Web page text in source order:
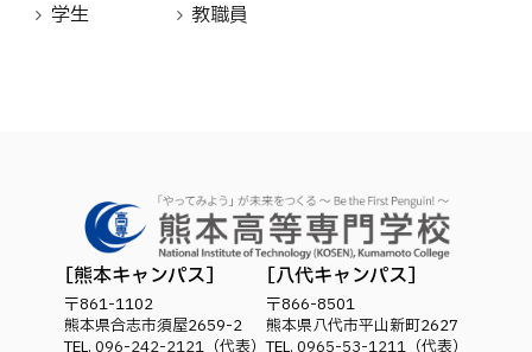
学生
教職員
熊本キャンパス
〒861-1102
熊本県合志市須屋2659-2
八代キャンパス
〒866-8501
熊本県八代市平山新町2627